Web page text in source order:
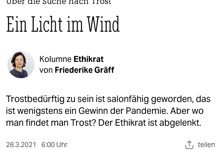
themen
politik
gesellschaft
kultur
sport
Über die Suche nach Trost
Ein Licht im Wind
Kolumne Ethikrat
von Friederike Gräff
Trostbedürftig zu sein ist salonfähig geworden, das
ist wenigstens ein Gewinn der Pandemie. Aber wo
man findet man Trost? Der Ethikrat ist abgelenkt.
28.3.2021 6:00 Uhr teilen